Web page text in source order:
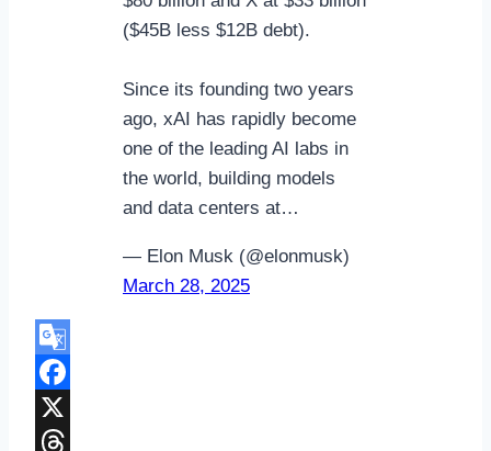
($45B less $12B debt).
Since its founding two years
ago, xAI has rapidly become
one of the leading AI labs in
the world, building models
and data centers at…
— Elon Musk (@elonmusk)
March 28, 2025
Google
Translate
Facebook
X